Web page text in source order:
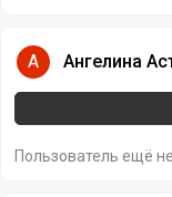
Ангелина
А Ангелина
Пользователь ещё